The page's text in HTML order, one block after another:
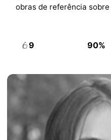
obras de referência
9 90%